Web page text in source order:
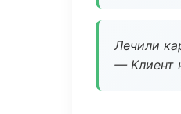
Лечили
— Клиент